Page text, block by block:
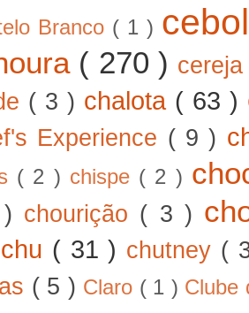
Branco ( 1 )
( 270 )
( 3 ) chalota ( 63 )
Experience ( 9 )
( 2 ) chispe ( 2 )
chourição ( 3 )
( 31 ) chutney (
( 5 ) Claro ( 1 ) Clube